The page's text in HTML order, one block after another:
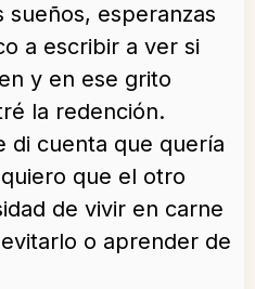
esperanzas
a escribir a ver si
y en ese grito
la redención.
di cuenta que quería
que el otro
de vivir en carne
o aprender de